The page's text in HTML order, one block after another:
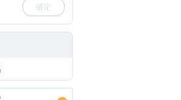
確定